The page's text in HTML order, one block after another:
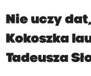
Nie uczy
Kokoszka
Tadeusza